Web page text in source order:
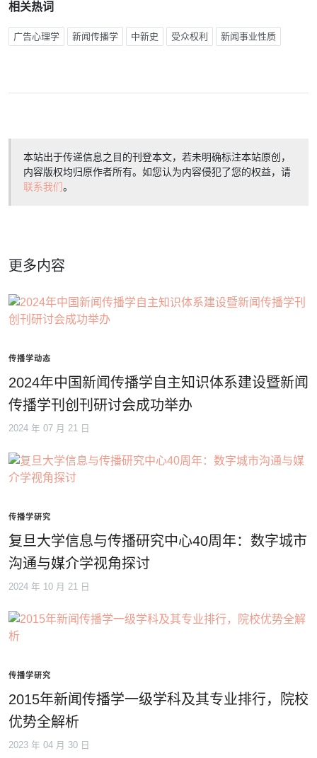
相关热词
广告心理学 新闻传播学 中新史 受众权利 新闻事业性质
本站出于传递信息之目的刊登本文，若未明确标注本站原创，
内容版权均归原作者所有。如您认为内容侵犯了您的权益，请
联系我们。
更多内容
传播学动态
2024年中国新闻传播学自主知识体系建设暨新闻
传播学刊创刊研讨会成功举办
2024 年 07 月 21 日
传播学研究
复旦大学信息与传播研究中心40周年：数字城市
沟通与媒介学视角探讨
2024 年 10 月 21 日
传播学研究
2015年新闻传播学一级学科及其专业排行，院校
优势全解析
2023 年 04 月 30 日